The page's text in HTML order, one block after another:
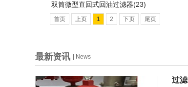
双筒微型直回式回油过滤器(23)
首页 上页 1 2 下页 尾页
最新资讯 | News
过